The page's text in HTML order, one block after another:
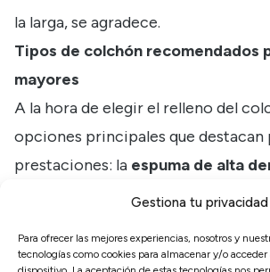
Gestiona tu privacidad
Para ofrecer las mejores experiencias, nosotros y
tecnologías como cookies para almacenar y/o
la larga, se agradece.
Tipos de colchón recomendados
mayores
A la hora de elegir el relleno del
opciones principales que destacan
prestaciones: la espuma de alta
muelles ensacados . Aquí te
Loscolchones de espumason de